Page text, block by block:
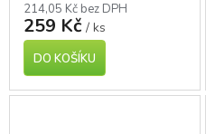
214,05 Kč bez DPH
259 Kč / ks
DO KOŠÍKU